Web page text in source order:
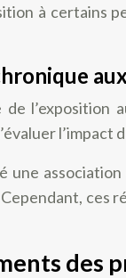
à
l’exposition
l’impact
des